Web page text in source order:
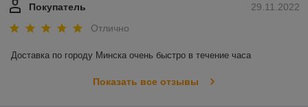
29.11.2022
Покупатель
Отлично
Доставка по городу Минска очень быстро в течение часа
Показать все отзывы